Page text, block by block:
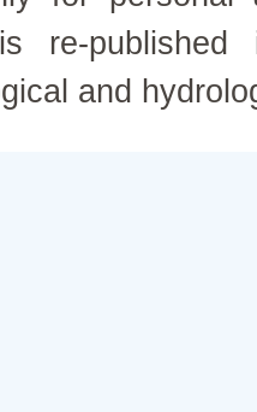
re-
and